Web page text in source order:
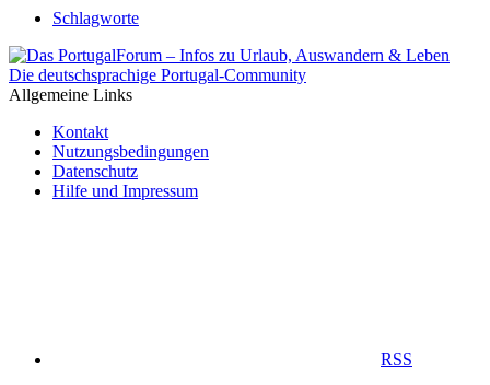
Schlagworte
Die deutschsprachige Portugal-Community
Allgemeine Links
Kontakt
Nutzungsbedingungen
Datenschutz
Hilfe und Impressum
RSS